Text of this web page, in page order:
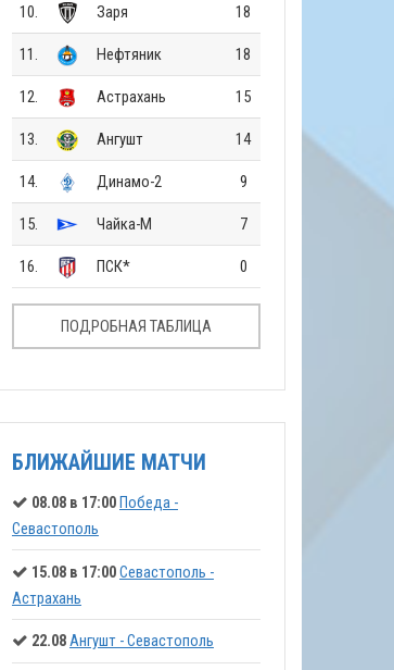
10. Заря 18
11. Нефтяник 18
12. Астрахань 15
13. Ангушт 14
14. Динамо-2 9
15. Чайка-М 7
16. ПСК* 0
ПОДРОБНАЯ ТАБЛИЦА
БЛИЖАЙШИЕ МАТЧИ
08.08 в 17:00Победа -
Севастополь
15.08 в 17:00Севастополь -
Астрахань
22.08Ангушт - Севастополь